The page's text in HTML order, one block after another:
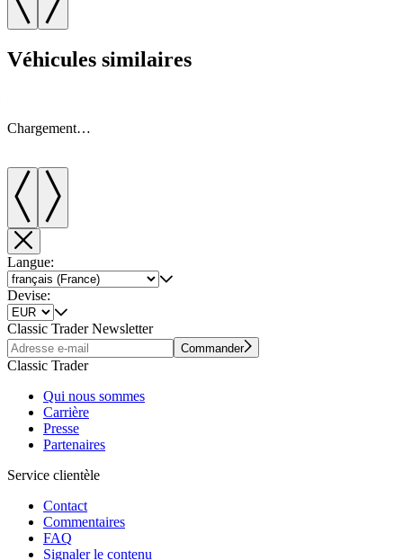
Véhicules similaires
Chargement…
Langue:
Devise:
Classic Trader Newsletter
Commander
Classic Trader
Qui nous sommes
Carrière
Presse
Partenaires
Service clientèle
Contact
Commentaires
FAQ
Signaler le contenu